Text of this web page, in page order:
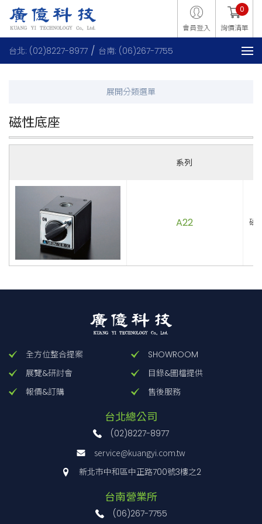
會員登入 詢價清單
0
台北: (02)8227-8977 台南: (06)267-7755
磁性底座
系列
A22 磁
全方位整合提案
SHOWROOM
展覽&研討會
目錄&圖檔提供
報價&訂購
售後服務
台北總公司
(02)8227-8977
service@kuangyi.com.tw
新北市中和區中正路700號3樓之2
台南營業所
(06)267-7755